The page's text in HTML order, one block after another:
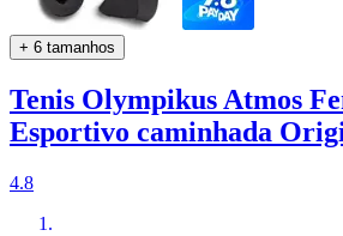
+ 6 tamanhos
Tenis Olympikus Atmos
Esportivo caminhada
4.8